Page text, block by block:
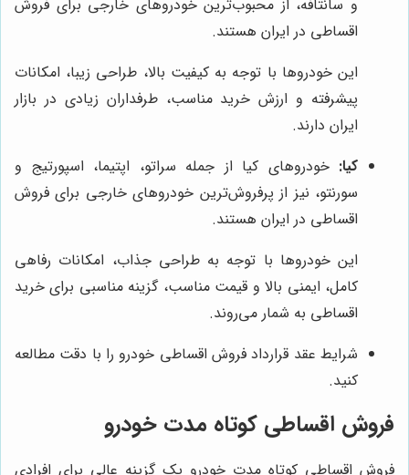
و سانتافه، از محبوب‌ترین خودروهای خارجی برای فروش
اقساطی در ایران هستند.
این خودروها با توجه به کیفیت بالا، طراحی زیبا، امکانات
پیشرفته و ارزش خرید مناسب، طرفداران زیادی در بازار
ایران دارند.
کیا: خودروهای کیا از جمله سراتو، اپتیما، اسپورتیج و
سورنتو، نیز از پرفروش‌ترین خودروهای خارجی برای فروش
اقساطی در ایران هستند.
این خودروها با توجه به طراحی جذاب، امکانات رفاهی
کامل، ایمنی بالا و قیمت مناسب، گزینه مناسبی برای خرید
اقساطی به شمار می‌روند.
شرایط عقد قرارداد فروش اقساطی خودرو را با دقت مطالعه
کنید.
فروش اقساطی کوتاه مدت خودرو
فروش اقساطی کوتاه مدت خودرو یک گزینه عالی برای افرادی